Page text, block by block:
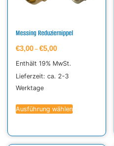
Messing Reduziernippel
€3,00 – €5,00
Enthält 19% MwSt.
Lieferzeit: ca. 2-3
Werktage
Ausführung wählen